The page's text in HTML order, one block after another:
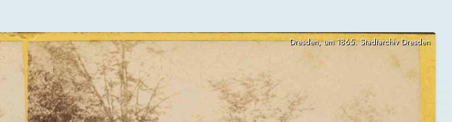
Dresden, um 1865. Stadtarchiv Dresden